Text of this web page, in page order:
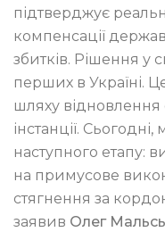
підтверджує
компенсації
збитків. Рішення у
перших в Україні.
шляху відновлення
інстанції.
наступного етапу:
на примусове
стягнення за
заявив Олег